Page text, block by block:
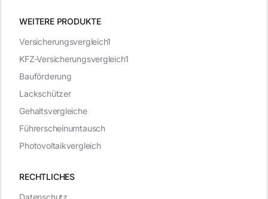
WEITERE PRODUKTE
RECHTLICHES
Versicherungsvergleich1
KFZ-Versicherungsvergleich1
Bauförderung
Lackschützer
Gehaltsvergleiche
Führerscheinumtausch
Photovoltaikvergleich